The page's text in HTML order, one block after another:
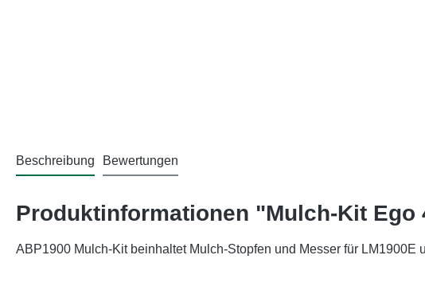
Beschreibung Bewertungen
Produktinformationen "Mulch-Kit Ego
ABP1900 Mulch-Kit beinhaltet Mulch-Stopfen und Messer für LM1900E